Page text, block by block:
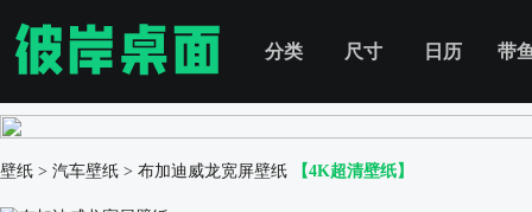
分类 尺寸 日历 带
壁纸 > 汽车壁纸 > 布加迪威龙宽屏壁纸 【4K超清壁纸】